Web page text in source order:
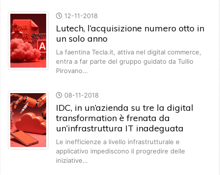
12-11-2018
Lutech, l’acquisizione numero otto in
un solo anno
La faentina Tecla.it, attiva nel digital commerce,
entra a far parte del gruppo guidato da Tullio
Pirovano…
08-11-2018
IDC, in un’azienda su tre la digital
transformation è frenata da
un’infrastruttura IT inadeguata
Le inefficienze a livello infrastrutturale e
applicativo impediscono il progredire delle
iniziative…